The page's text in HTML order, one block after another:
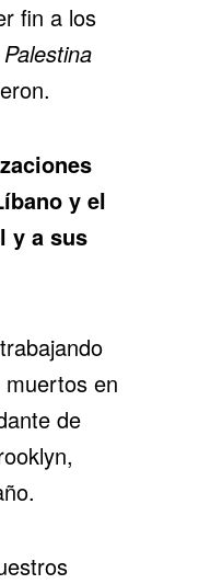
fin a los
Palestina
y el
y a sus
en
de